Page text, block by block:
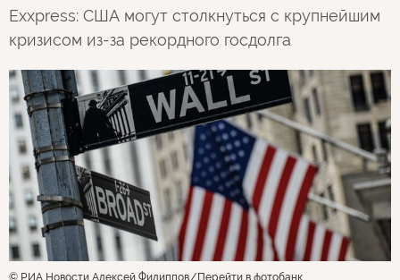
Exxpress: США могут столкнуться с крупнейшим
кризисом из-за рекордного госдолга
© РИА Новости Алексей Филиппов Перейти в фотобанк